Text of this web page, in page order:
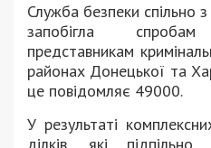
Служба безпеки спільно
запобігла
представникам
районах Донецької та
це повідомляє 49000.
У результаті